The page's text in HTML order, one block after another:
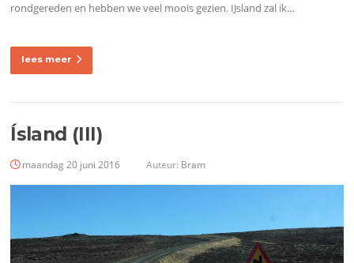
rondgereden en hebben we veel moois gezien. IJsland zal ik…
lees meer
Ísland (III)
maandag 20 juni 2016 Auteur: Bram